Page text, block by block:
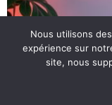
Nous utilisons
expérience sur
site, nous